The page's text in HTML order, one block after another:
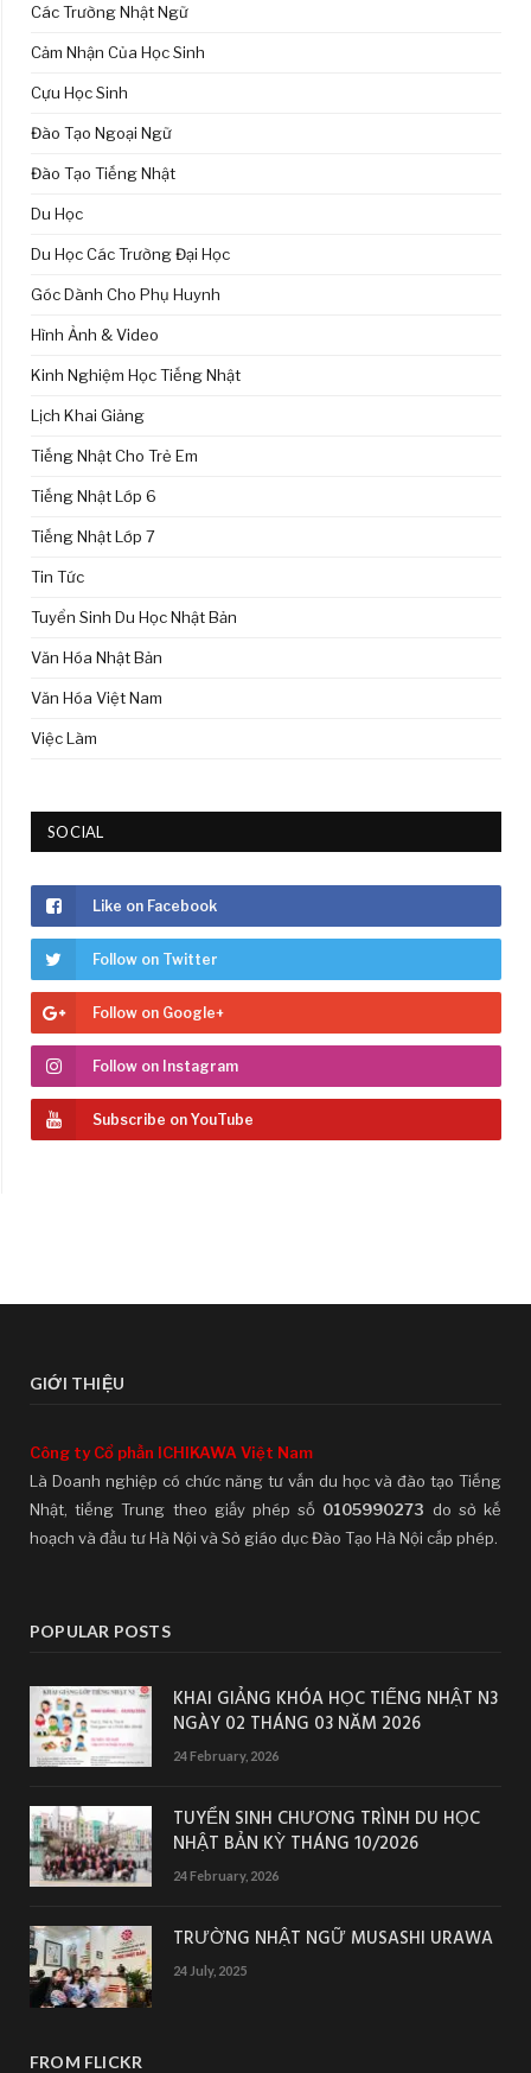
Các Trường Nhật Ngữ
Cảm Nhận Của Học Sinh
Cựu Học Sinh
Đào Tạo Ngoại Ngữ
Đào Tạo Tiếng Nhật
Du Học
Du Học Các Trường Đại Học
Góc Dành Cho Phụ Huynh
Hình Ảnh & Video
Kinh Nghiệm Học Tiếng Nhật
Lịch Khai Giảng
Tiếng Nhật Cho Trẻ Em
Tiếng Nhật Lớp 6
Tiếng Nhật Lớp 7
Tin Tức
Tuyển Sinh Du Học Nhật Bản
Văn Hóa Nhật Bản
Văn Hóa Việt Nam
Việc Làm
SOCIAL
Like on Facebook
Follow on Twitter
Follow on Google+
Follow on Instagram
Subscribe on YouTube
GIỚI THIỆU
Công ty Cổ phần ICHIKAWA Việt Nam
Là Doanh nghiệp có chức năng tư vấn du học và đào tạo Tiếng
Nhật, tiếng Trung theo giấy phép số 0105990273 do sở kế
hoạch và đầu tư Hà Nội và Sở giáo dục Đào Tạo Hà Nội cấp phép.
POPULAR POSTS
KHAI GIẢNG KHÓA HỌC TIẾNG NHẬT N3
NGÀY 02 THÁNG 03 NĂM 2026
24 February, 2026
TUYỂN SINH CHƯƠNG TRÌNH DU HỌC
NHẬT BẢN KỲ THÁNG 10/2026
24 February, 2026
TRƯỜNG NHẬT NGỮ MUSASHI URAWA
24 July, 2025
FROM FLICKR